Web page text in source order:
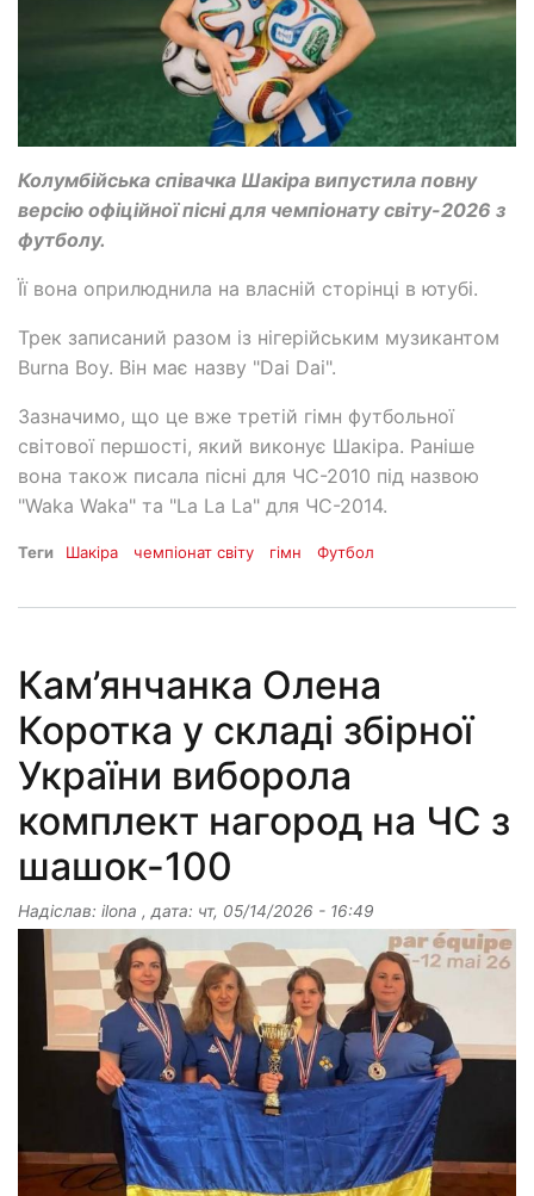
Колумбійська співачка Шакіра випустила повну
версію офіційної пісні для чемпіонату світу-2026 з
футболу.
Її вона оприлюднила на власній сторінці в ютубі.
Трек записаний разом із нігерійським музикантом
Burna Boy. Він має назву "Dai Dai".
Зазначимо, що це вже третій гімн футбольної
світової першості, який виконує Шакіра. Раніше
вона також писала пісні для ЧС-2010 під назвою
"Waka Waka" та "La La La" для ЧС-2014.
Теги Шакіра чемпіонат світу гімн Футбол
Кам’янчанка Олена
Коротка у складі збірної
України виборола
комплект нагород на ЧС з
шашок-100
Надіслав: ilona , дата: чт, 05/14/2026 - 16:49